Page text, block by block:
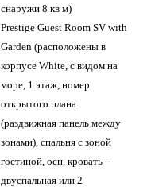
снаружи 8 кв м)
Prestige Guest Room SV with
Garden (расположены в
корпусе White, с видом на
море, 1 этаж, номер
открытого плана
(раздвижная панель между
зонами), спальня с зоной
гостиной, осн. кровать –
двуспальная или 2